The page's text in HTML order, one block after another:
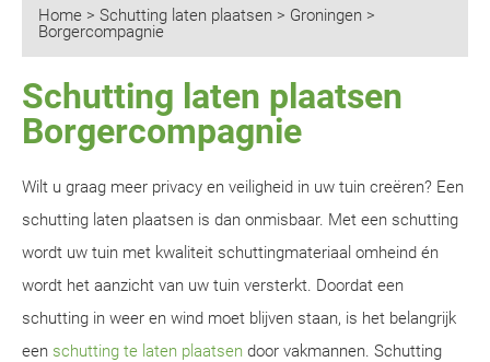
Home > Schutting laten plaatsen > Groningen >
Borgercompagnie
Schutting laten plaatsen
Borgercompagnie
Wilt u graag meer privacy en veiligheid in uw tuin creëren? Een
schutting laten plaatsen is dan onmisbaar. Met een schutting
wordt uw tuin met kwaliteit schuttingmateriaal omheind én
wordt het aanzicht van uw tuin versterkt. Doordat een
schutting in weer en wind moet blijven staan, is het belangrijk
een schutting te laten plaatsen door vakmannen. Schutting